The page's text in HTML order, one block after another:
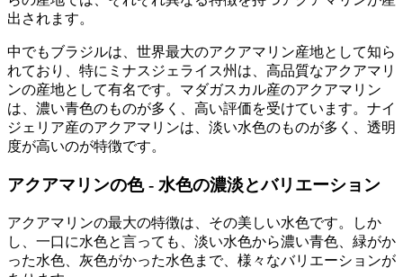
出されます。
中でもブラジルは、世界最大のアクアマリン産地として知ら
れており、特にミナスジェライス州は、高品質なアクアマリ
ンの産地として有名です。マダガスカル産のアクアマリン
は、濃い青色のものが多く、高い評価を受けています。ナイ
ジェリア産のアクアマリンは、淡い水色のものが多く、透明
度が高いのが特徴です。
アクアマリンの色 - 水色の濃淡とバリエーション
アクアマリンの最大の特徴は、その美しい水色です。しか
し、一口に水色と言っても、淡い水色から濃い青色、緑がか
った水色、灰色がかった水色まで、様々なバリエーションが